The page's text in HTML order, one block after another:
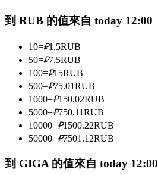
成為跟單交易員
坐享盈利分成和跟單分傭
到 RUB 的值來自 today 12:00
10=₽1.5RUB
50=₽7.5RUB
100=₽15RUB
500=₽75.01RUB
1000=₽150.02RUB
5000=₽750.11RUB
10000=₽1500.22RUB
50000=₽7501.12RUB
到 GIGA 的值來自 today 12:00